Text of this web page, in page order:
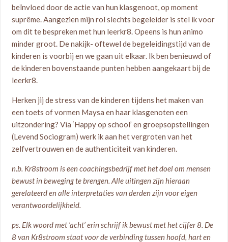
beïnvloed door de actie van hun klasgenoot, op moment
suprême. Aangezien mijn rol slechts begeleider is stel ik voor
om dit te bespreken met hun leerkr8. Opeens is hun animo
minder groot. De nakijk- oftewel de begeleidingstijd van de
kinderen is voorbij en we gaan uit elkaar. Ik ben benieuwd of
de kinderen bovenstaande punten hebben aangekaart bij de
leerkr8.
Herken jij de stress van de kinderen tijdens het maken van
een toets of vormen Maysa en haar klasgenoten een
uitzondering? Via ‘Happy op school’ en groepsopstellingen
(Levend Sociogram) werk ik aan het vergroten van het
zelfvertrouwen en de authenticiteit van kinderen.
n.b. Kr8stroom is een coachingsbedrijf met het doel om mensen
bewust in beweging te brengen. Alle uitingen zijn hieraan
gerelateerd en alle interpretaties van derden zijn voor eigen
verantwoordelijkheid.
ps. Elk woord met ‘acht’ erin schrijf ik bewust met het cijfer 8. De
8 van Kr8stroom staat voor de verbinding tussen hoofd, hart en